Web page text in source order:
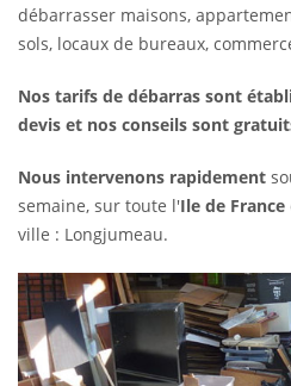
débarrasser maisons,
sols, locaux de bureaux,
Nos tarifs de débarras sont
devis et nos conseils sont
Nous intervenons rapidement
semaine, sur toute l'Ile de France
ville : Longjumeau.